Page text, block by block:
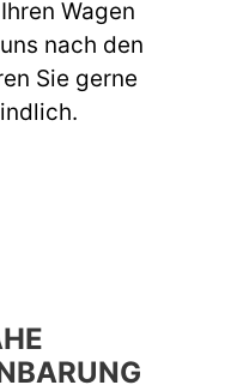
Wagen
nach den
Sie gerne